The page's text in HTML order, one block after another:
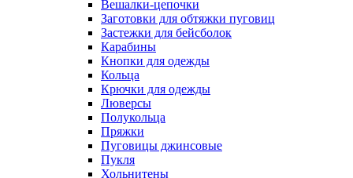
Вешалки-цепочки
Заготовки для обтяжки пуговиц
Застежки для бейсболок
Карабины
Кнопки для одежды
Кольца
Крючки для одежды
Люверсы
Полукольца
Пряжки
Пуговицы джинсовые
Пукля
Хольнитены